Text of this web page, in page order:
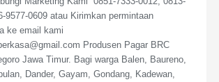
9577-0609 atau Kirimkan permintaan
ke email kami
Produsen Pagar BRC
Jawa Timur. Bagi warga Balen, Baureno,
Dander, Gayam, Gondang, Kadewan,